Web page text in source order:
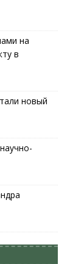
на
в
новый